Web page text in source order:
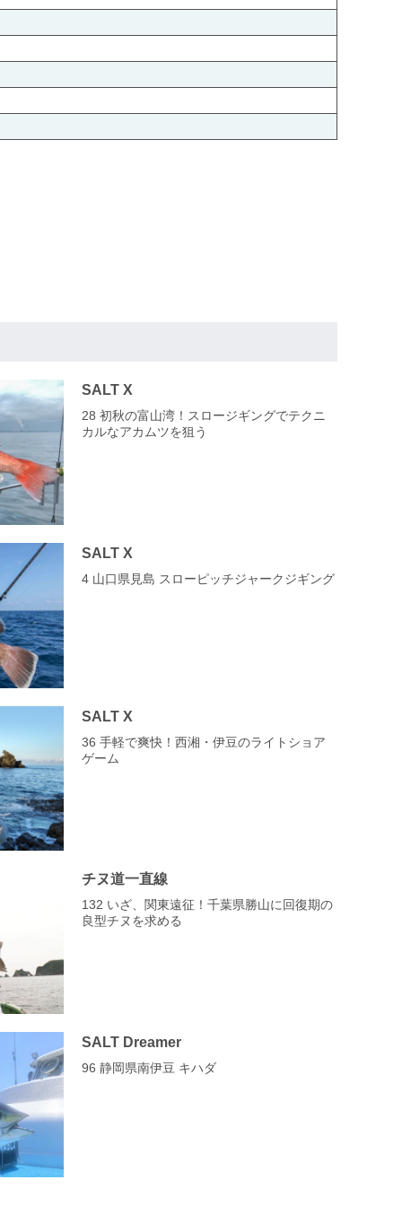
SALT X
28 初秋の富山湾！スロージギングでテクニ
カルなアカムツを狙う
SALT X
4 山口県見島 スローピッチジャークジギング
SALT X
36 手軽で爽快！西湘・伊豆のライトショア
ゲーム
チヌ道一直線
132 いざ、関東遠征！千葉県勝山に回復期の
良型チヌを求める
SALT Dreamer
96 静岡県南伊豆 キハダ